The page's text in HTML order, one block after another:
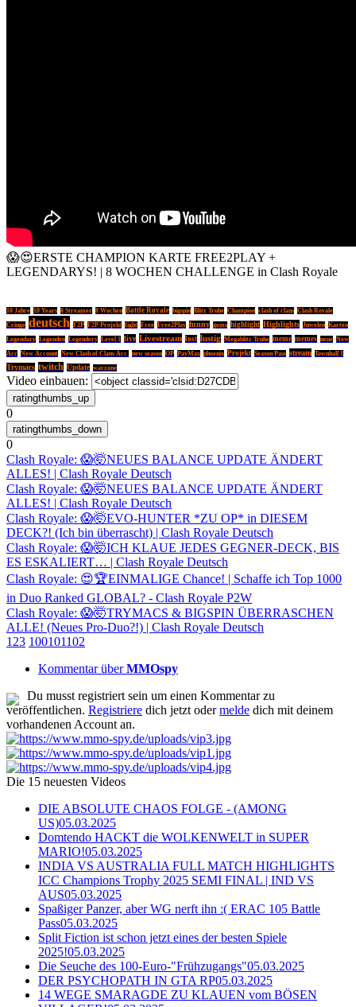
😱😍ERSTE CHAMPION KARTE FREE2PLAY +
LEGENDARYS! | 8 WOCHEN CHALLENGE in Clash Royale
10 Jahre 10 Years 8 Streamer 8 Wochen Battle Royale bigspin Blitz Truhe Champion clash of clans Clash Royale
Cringe deutsch F2P F2P Projekt fight Free Free2Play funny gems highlight Highlights Juwelen Karten
Legendary Legenden Legendery Level 1 live Livestream lost lustig Megablitz Truhe meme memes neue New
Acc New Account New Clash of Clans Acc. new season OP PayMax phoenix Projekt Season Pass stream Townhall 1
Trymacs twitch Update warzone
Video einbauen:
0
0
Clash Royale: 😱🤯NEUES BALANCE UPDATE ÄNDERT
ALLES! | Clash Royale Deutsch
Clash Royale: 😱🤯NEUES BALANCE UPDATE ÄNDERT
ALLES! | Clash Royale Deutsch
Clash Royale: 😱🤯EVO-HUNTER *ZU OP* in DIESEM
DECK?! (Ich bin überrascht) | Clash Royale Deutsch
Clash Royale: 😱🤯ICH KLAUE JEDES GEGNER-DECK, BIS
ES ESKALIERT… | Clash Royale Deutsch
Clash Royale: 😍🏆EINMALIGE Chance! | Schaffe ich Top 1000
in Duo Ranked GLOBAL? - Clash Royale P2W
Clash Royale: 😱🤯TRYMACS & BIGSPIN ÜBERRASCHEN
ALLE! (Neues Pro-Duo?!) | Clash Royale Deutsch
1 23 100101102
Kommentar überMMOspy
Du musst registriert sein um einen Kommentar zu
veröffentlichen. Registriere dich jetzt odermelde dich mit deinem
vorhandenen Account an.
Die 15 neuesten Videos
DIE ABSOLUTE CHAOS FOLGE - (AMONG
US)05.03.2025
Domtendo HACKT die WOLKENWELT in SUPER
MARIO!05.03.2025
INDIA VS AUSTRALIA FULL MATCH HIGHLIGHTS
ICC Champions Trophy 2025 SEMI FINAL | IND VS
AUS05.03.2025
Spaßiger Panzer, aber WG nerft ihn :( ERAC 105 Battle
Pass05.03.2025
Split Fiction ist schon jetzt eines der besten Spiele
2025!05.03.2025
Die Seuche des 100-Euro-"Frühzugangs"05.03.2025
DER PSYCHOPATH IN GTA RP05.03.2025
14 WEGE SMARAGDE ZU KLAUEN vom BÖSEN